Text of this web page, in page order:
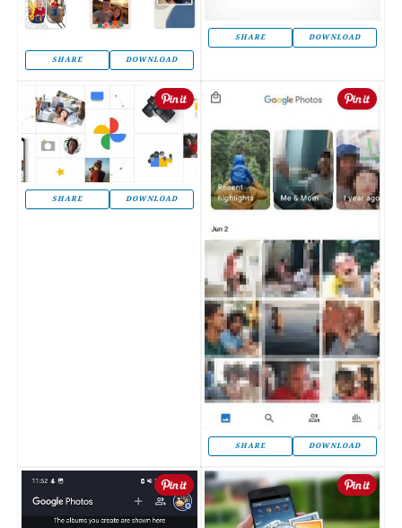
SHARE DOWNLOAD
SHARE DOWNLOAD
SHARE DOWNLOAD
SHARE DOWNLOAD